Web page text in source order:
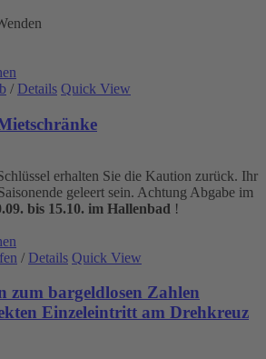
/ Details Quick View
erhalten Sie die Kaution zurück. Ihr
geleert sein. Achtung Abgabe im
bis 15.10. im Hallenbad !
/ Details Quick View
zum bargeldlosen Zahlen
Einzeleintritt am Drehkreuz